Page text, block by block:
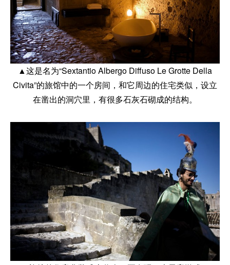
▲这是名为“Sextantio Albergo Diffuso Le Grotte Della
Civita”的旅馆中的一个房间，和它周边的住宅类似，设立
在凿出的洞穴里，有很多石灰石砌成的结构。